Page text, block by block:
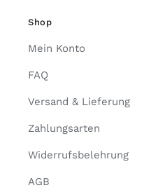
Shop
Mein Konto
FAQ
Versand & Lieferung
Zahlungsarten
Widerrufsbelehrung
AGB